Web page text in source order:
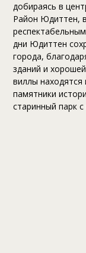
добираясь в
Район Юдиттен,
дни Юдиттен
города,
зданий и
виллы
памятники
старинный парк